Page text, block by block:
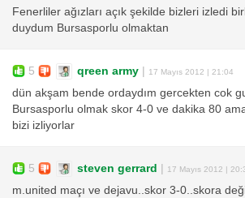
Fenerliler ağızları açık şekilde bizleri izledi
duydum Bursasporlu olmaktan
5 qreen army | 17 Mayıs 2012 | 21:04
dün akşam bende ordaydım gercekten cok
Bursasporlu olmak skor 4-0 ve dakika 80
bizi izliyorlar
5 steven gerrard | 17 Mayıs 2012 |
m.united maçı ve dejavu..skor 3-0..skora